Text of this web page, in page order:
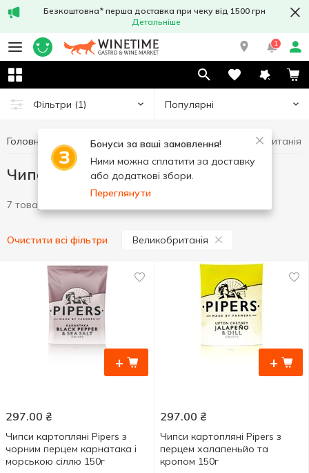
Безкоштовна* перша доставка при чеку від 1500 грн
Детальніше
1
Фільтри (1) Популярні
Бонуси за ваші замовлення!
Ними можна сплатити за доставку
або додаткові збори.
Переглянути
Головна Чипси та снеки Чипси Чипси Великобританія
Чипси Великобританія
7 товарів
Очистити всі фільтри Великобританія
+
297.00 ₴
Чипси картопляні Pipers з
чорним перцем карнатака і
морською сіллю 150г
+
297.00 ₴
Чипси картопляні Pipers з
перцем халапеньйо та
кропом 150г